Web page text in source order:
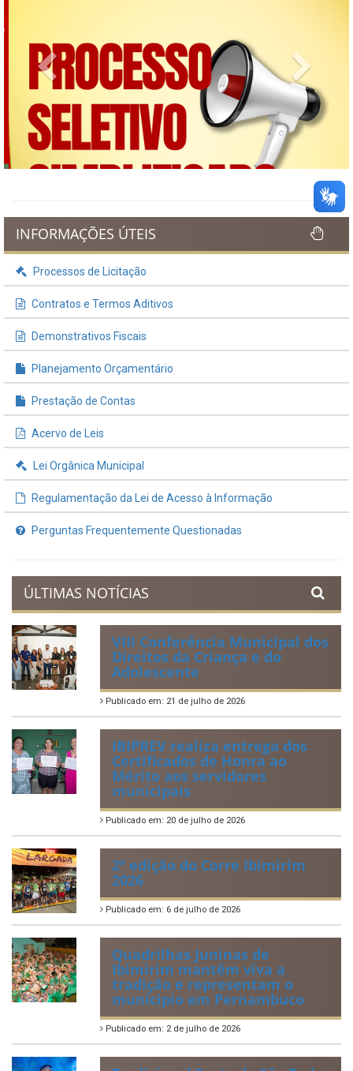
Previous Next
INFORMAÇÕES ÚTEIS
Acervo de Leis
Lei Orgânica Municipal
Regulamentação da Lei de Acesso à Informação
Perguntas Frequentemente Questionadas
ÚLTIMAS NOTÍCIAS
VIII Conferência Municipal dos
Direitos da Criança e do
Adolescente
IBIPREV realiza entrega dos
Certificados de Honra ao
Mérito aos servidores
municipais
Publicado em: 20 de julho de 2026
2ª edição do Corre Ibimirim
2026